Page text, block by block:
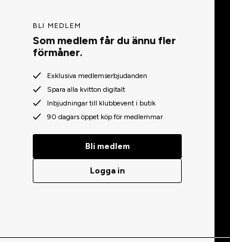
BLI MEDLEM
Som medlem får du ännu fler
förmåner.
Exklusiva medlemserbjudanden
Spara alla kvitton digitalt
Inbjudningar till klubbevent i butik
90 dagars öppet köp för medlemmar
Bli medlem
Logga in